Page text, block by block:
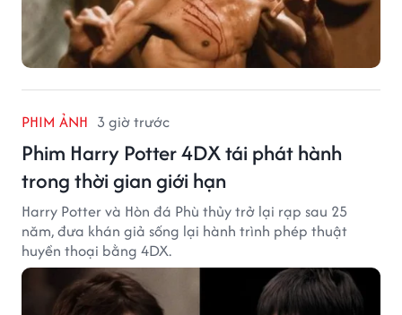
PHIM ẢNH 3 giờ trước
Phim Harry Potter 4DX tái phát hành
trong thời gian giới hạn
Harry Potter và Hòn đá Phù thủy trở lại rạp sau 25
năm, đưa khán giả sống lại hành trình phép thuật
huyền thoại bằng 4DX.